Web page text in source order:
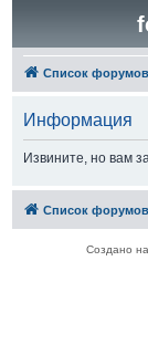
Список форумов
Информация
Извините, но вам
Список форумов
Создано